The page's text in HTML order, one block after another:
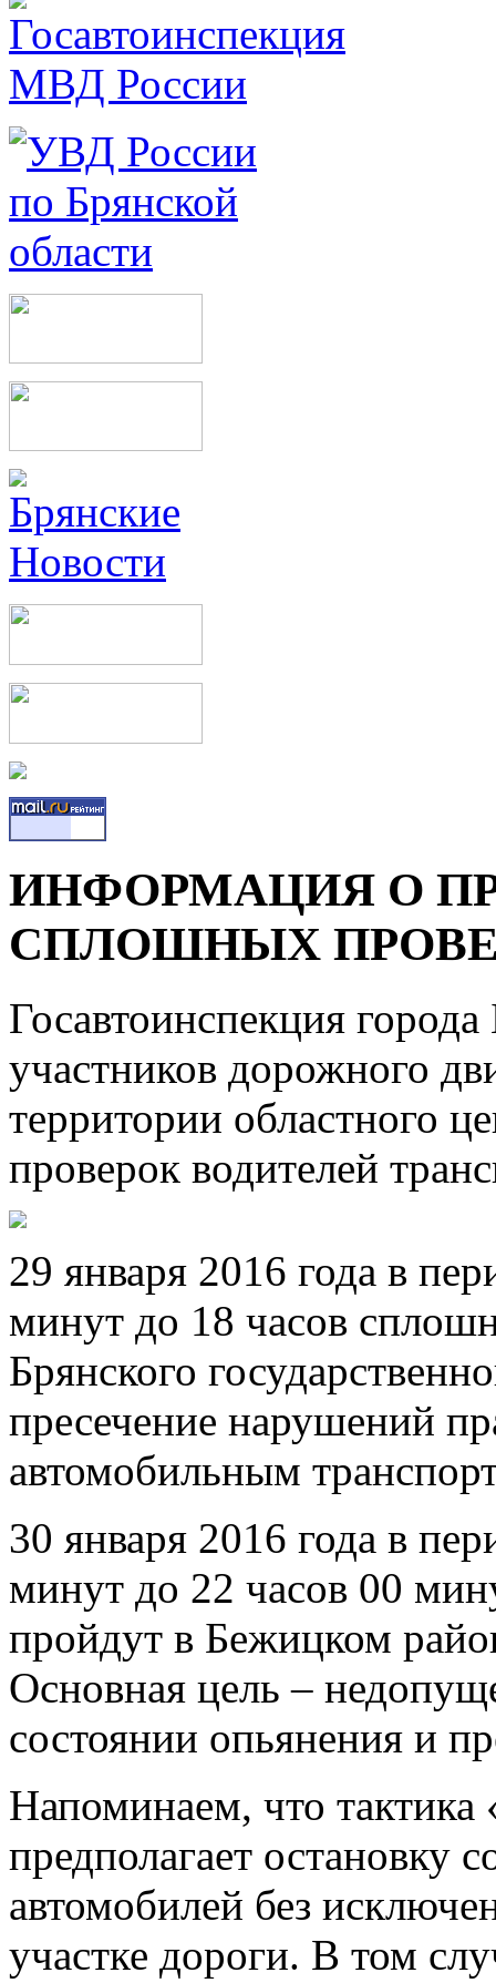
ИНФОРМАЦИЯ О
СПЛОШНЫХ
Госавтоинспекция
участников дорожного
территории областного
проверок водителей
29 января 2016 года в
минут до 18 часов
Брянского
пресечение нарушений
автомобильным
30 января 2016 года в
минут до 22 часов 00
пройдут в Бежицком
Основная цель –
состоянии опьянения и
Напоминаем, что
предполагает остановку
автомобилей без
участке дороги. В том